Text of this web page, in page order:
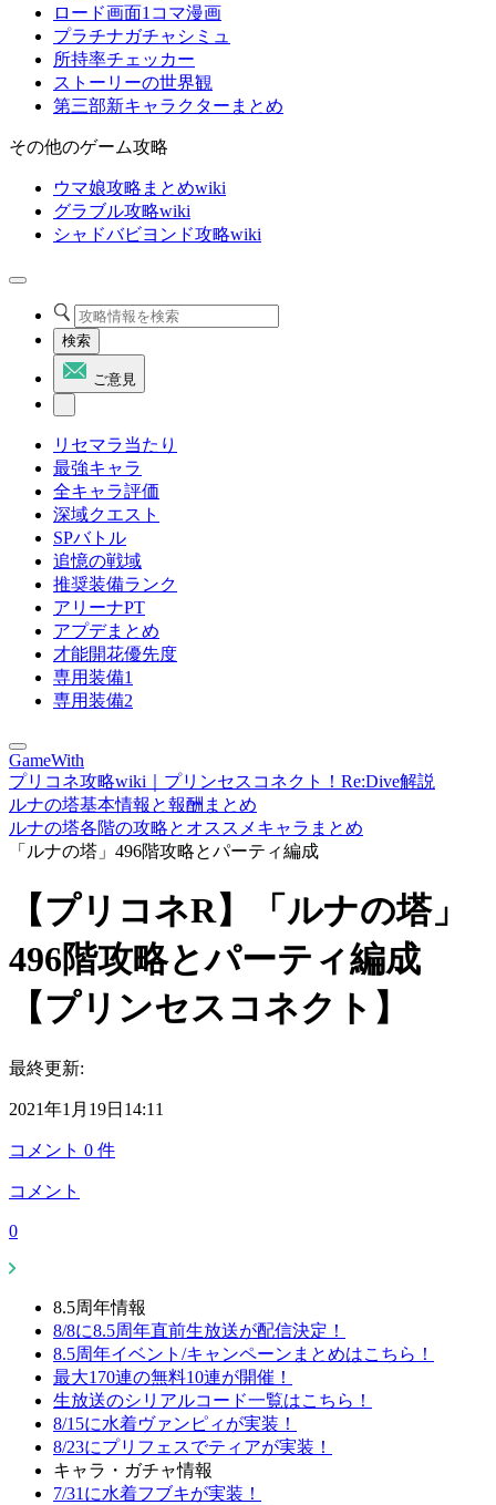
ロード画面1コマ漫画
プラチナガチャシミュ
所持率チェッカー
ストーリーの世界観
第三部新キャラクターまとめ
その他のゲーム攻略
ウマ娘攻略まとめwiki
グラブル攻略wiki
シャドバビヨンド攻略wiki
検索
ご意見
リセマラ当たり
最強キャラ
全キャラ評価
深域クエスト
SPバトル
追憶の戦域
推奨装備ランク
アリーナPT
アプデまとめ
才能開花優先度
専用装備1
専用装備2
GameWith
プリコネ攻略wiki｜プリンセスコネクト！Re:Dive解説
ルナの塔基本情報と報酬まとめ
ルナの塔各階の攻略とオススメキャラまとめ
「ルナの塔」496階攻略とパーティ編成
【プリコネR】「ルナの塔」
496階攻略とパーティ編成
【プリンセスコネクト】
最終更新:
2021年1月19日14:11
コメント 0 件
コメント
0
8.5周年情報
8/8に8.5周年直前生放送が配信決定！
8.5周年イベント/キャンペーンまとめはこちら！
最大170連の無料10連が開催！
生放送のシリアルコード一覧はこちら！
8/15に水着ヴァンピィが実装！
8/23にプリフェスでティアが実装！
キャラ・ガチャ情報
7/31に水着フブキが実装！